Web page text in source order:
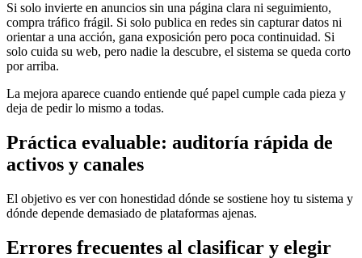
Si solo invierte en anuncios sin una página clara ni seguimiento,
compra tráfico frágil. Si solo publica en redes sin capturar datos ni
orientar a una acción, gana exposición pero poca continuidad. Si
solo cuida su web, pero nadie la descubre, el sistema se queda corto
por arriba.
La mejora aparece cuando entiende qué papel cumple cada pieza y
deja de pedir lo mismo a todas.
Práctica evaluable: auditoría rápida de
activos y canales
El objetivo es ver con honestidad dónde se sostiene hoy tu sistema y
dónde depende demasiado de plataformas ajenas.
Errores frecuentes al clasificar y elegir